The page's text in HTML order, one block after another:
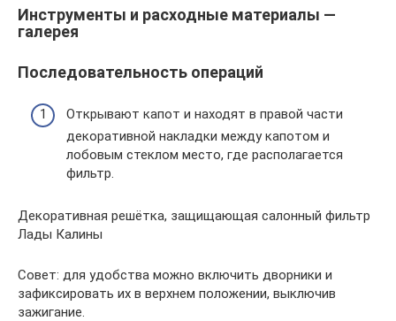
Инструменты и расходные материалы —
галерея
Последовательность операций
Открывают капот и находят в правой части
декоративной накладки между капотом и
лобовым стеклом место, где располагается
фильтр.
Декоративная решётка, защищающая салонный фильтр
Лады Калины
Совет: для удобства можно включить дворники и
зафиксировать их в верхнем положении, выключив
зажигание.